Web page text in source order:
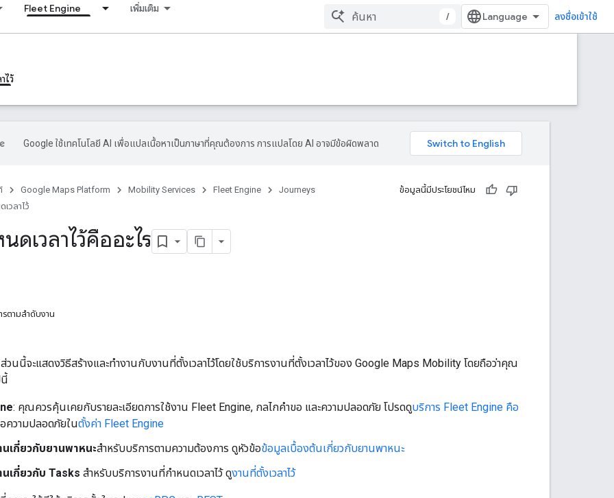
Fleet Engine เพิ่มเติม
/ ลงชื่อเข้าใช้
ไว้
Google ใช้เทคโนโลยี AI เพื่อแปลเนื้อหาเป็นภาษาที่คุณต้องการ การแปลโดย AI อาจมีข้อผิดพลาด
Google Maps Platform Mobility Services Fleet Engine
Journeys
เวลาไว้
ข้อมูลนี้มีประโยชน์ไหม
นดเวลาไว้คืออะไร
รตามลำดับงาน
ส่วนนี้จะแสดงวิธีสร้างและทํางานกับงานที่ตั้งเวลาไว้โดยใช้บริการงานที่ตั้งเวลาไว้ของ Google Maps Mobility โดยถือว่าคุณ
: คุณควรคุ้นเคยกับรายละเอียดการใช้งาน Fleet Engine, กลไกคำขอ และความปลอดภัย โปรดดูบริการ Fleet Engine คือ
ความปลอดภัยในตั้งค่า Fleet Engine
นเกี่ยวกับยานพาหนะสำหรับบริการตามความต้องการ ดูหัวข้อข้อมูลเบื้องต้นเกี่ยวกับยานพาหนะ
นเกี่ยวกับ Tasks สำหรับบริการงานที่กำหนดเวลาไว้ ดูงานที่ตั้งเวลาไว้